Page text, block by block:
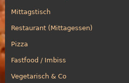
Mittagstisch
Restaurant (Mittagessen)
Pizza
Fastfood / Imbiss
Vegetarisch & Co